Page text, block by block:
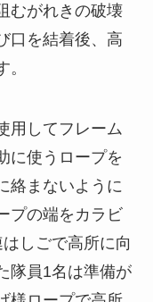
むがれきの破壊
口を結着後、高
用してフレーム
に使うロープを
絡まないように
プの端をカラビ
しごで高所に向
隊員1名は準備が